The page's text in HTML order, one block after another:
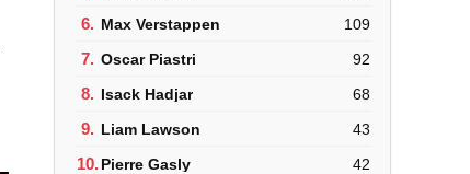
6. Max Verstappen 109
7. Oscar Piastri 92
8. Isack Hadjar 68
9. Liam Lawson 43
10.Pierre Gasly 42